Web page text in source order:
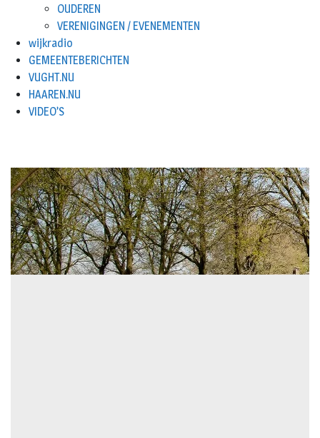
OUDEREN
VERENIGINGEN / EVENEMENTEN
wijkradio
GEMEENTEBERICHTEN
VUGHT.NU
HAAREN.NU
VIDEO’S